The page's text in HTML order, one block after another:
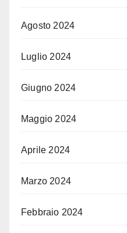
Agosto 2024
Luglio 2024
Giugno 2024
Maggio 2024
Aprile 2024
Marzo 2024
Febbraio 2024